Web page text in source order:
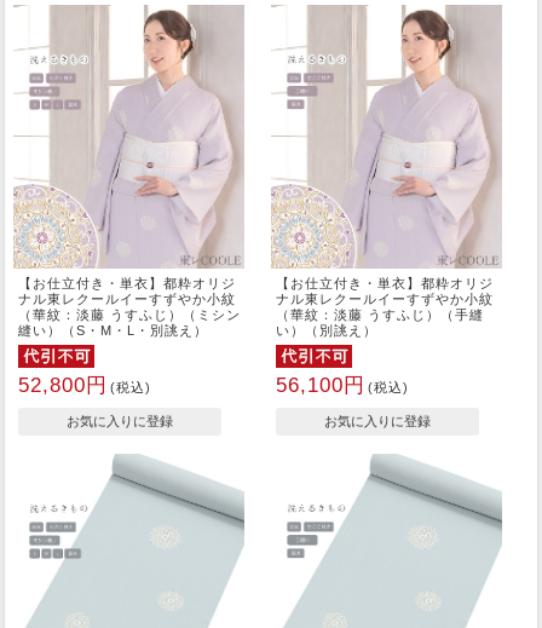
【お仕立付き・単衣】都粋オリジ
ナル東レクールイーすずやか小紋
（華紋：淡藤 うすふじ）（ミシン
縫い）（S・M・L・別誂え）
52,800円 (税込)
【お仕立付き・単衣】都粋オリジ
ナル東レクールイーすずやか小紋
（華紋：淡藤 うすふじ）（手縫
い）（別誂え）
56,100円 (税込)